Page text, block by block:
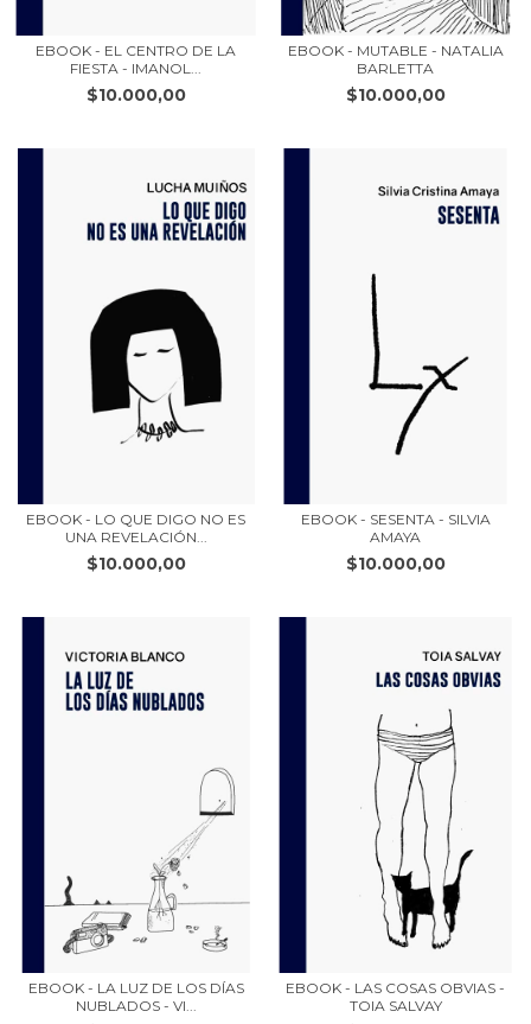
EBOOK - EL CENTRO DE LA
FIESTA - IMANOL...
$10.000,00
EBOOK - MUTABLE - NATALIA
BARLETTA
$10.000,00
EBOOK - LO QUE DIGO NO ES
UNA REVELACIÓN...
$10.000,00
EBOOK - SESENTA - SILVIA
AMAYA
$10.000,00
EBOOK - LA LUZ DE LOS DÍAS
NUBLADOS - VI...
EBOOK - LAS COSAS OBVIAS -
TOIA SALVAY